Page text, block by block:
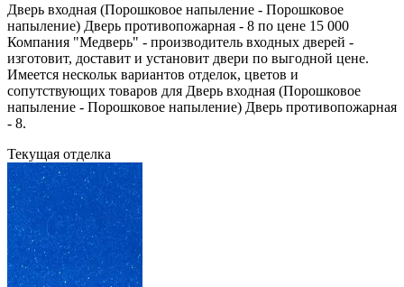
Дверь входная (Порошковое напыление - Порошковое
напыление) Дверь противопожарная - 8 по цене 15 000
Компания "Медверь" - производитель входных дверей -
изготовит, доставит и установит двери по выгодной цене.
Имеется нескольк вариантов отделок, цветов и
сопутствующих товаров для Дверь входная (Порошковое
напыление - Порошковое напыление) Дверь противопожарная
- 8.
Текущая отделка